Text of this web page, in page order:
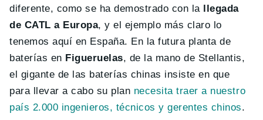
diferente, como se ha demostrado con la
llegada
de CATL a Europa, y el ejemplo más claro lo
tenemos aquí en España. En la futura planta de
baterías en Figueruelas, de la mano de Stellantis,
el gigante de las baterías chinas insiste en que
para llevar a cabo su plan necesita traer a nuestro
país 2.000 ingenieros, técnicos y gerentes chinos.